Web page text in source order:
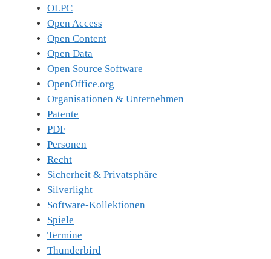
OLPC
Open Access
Open Content
Open Data
Open Source Software
OpenOffice.org
Organisationen & Unternehmen
Patente
PDF
Personen
Recht
Sicherheit & Privatsphäre
Silverlight
Software-Kollektionen
Spiele
Termine
Thunderbird